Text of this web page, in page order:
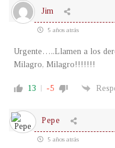
Jim
5 años atrás
Urgente…..Llamen a los
Milagro, Milagro!!!!!!!
13 -5
Pepe
5 años atrás